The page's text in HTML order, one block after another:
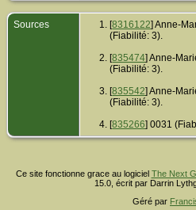
Sources [8316122] Anne-
(Fiabilité: 3).
[835474] Anne-
(Fiabilité: 3).
[835542] Anne-
(Fiabilité: 3).
[835266] 0031
Ce site fonctionne grace au logiciel The Next
15.0, écrit par Darrin
Géré par